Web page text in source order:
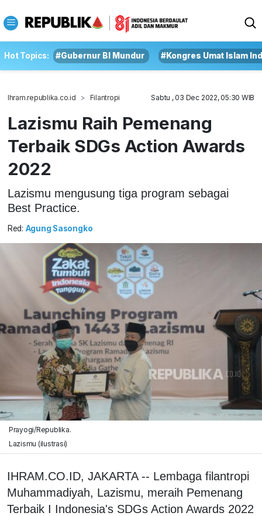
Hot Topics: #Gubernur BI Mundur #Kongres Umat Islam
Ihram.republika.co.id Filantropi Sabtu , 03 Dec 2022, 05:30 WIB
Lazismu Raih Pemenang
Terbaik SDGs Action Awards
2022
Lazismu mengusung tiga program sebagai
Best Practice.
Red: Agung Sasongko
Prayogi/Republika.
Lazismu (ilustrasi)
IHRAM.CO.ID, JAKARTA -- Lembaga filantropi
Muhammadiyah, Lazismu, meraih Pemenang
Terbaik I Indonesia's SDGs Action Awards 2022